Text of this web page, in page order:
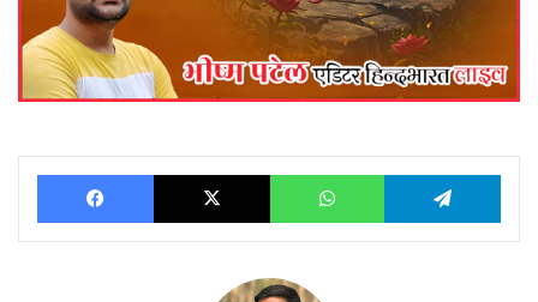
Facebook X WhatsApp